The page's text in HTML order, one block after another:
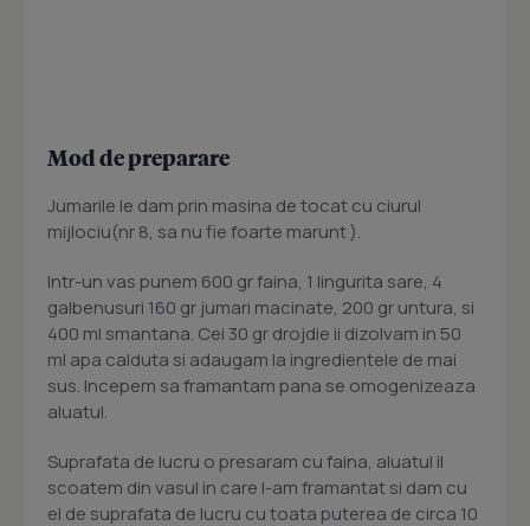
Mod de preparare
Jumarile le dam prin masina de tocat cu ciurul
mijlociu(nr 8, sa nu fie foarte marunt ).
Intr-un vas punem 600 gr faina, 1 lingurita sare, 4
galbenusuri 160 gr jumari macinate, 200 gr untura, si
400 ml smantana. Cei 30 gr drojdie ii dizolvam in 50
ml apa calduta si adaugam la ingredientele de mai
sus. Incepem sa framantam pana se omogenizeaza
aluatul.
Suprafata de lucru o presaram cu faina, aluatul il
scoatem din vasul in care l-am framantat si dam cu
el de suprafata de lucru cu toata puterea de circa 10